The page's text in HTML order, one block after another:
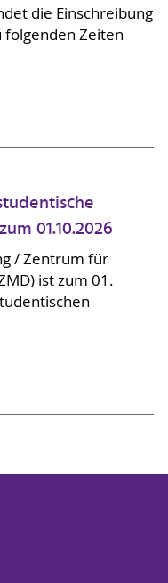
die Einschreibung
folgenden Zeiten
01.10.2026
/ Zentrum für
ist zum 01.